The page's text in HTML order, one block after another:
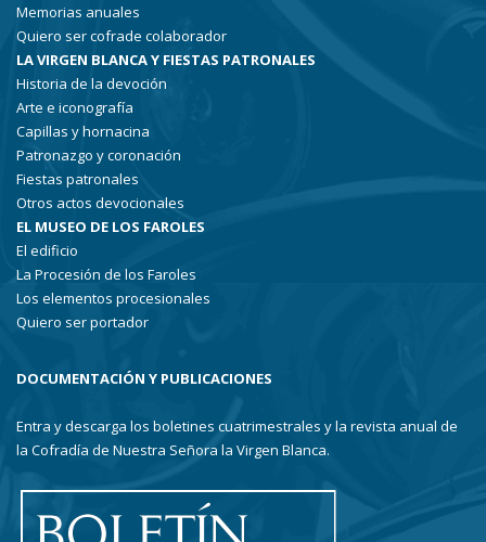
Memorias anuales
Quiero ser cofrade colaborador
LA VIRGEN BLANCA Y FIESTAS PATRONALES
Historia de la devoción
Arte e iconografía
Capillas y hornacina
Patronazgo y coronación
Fiestas patronales
Otros actos devocionales
EL MUSEO DE LOS FAROLES
El edificio
La Procesión de los Faroles
Los elementos procesionales
Quiero ser portador
DOCUMENTACIÓN Y PUBLICACIONES
Entra y descarga los boletines cuatrimestrales y la revista anual de
la Cofradía de Nuestra Señora la Virgen Blanca.